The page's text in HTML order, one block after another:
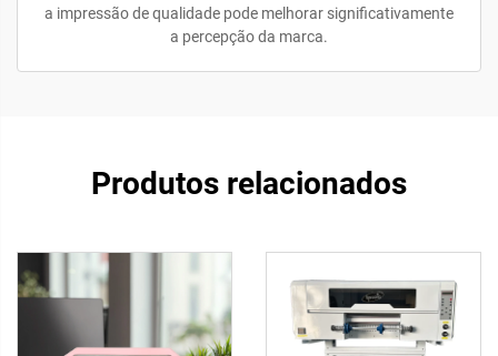
a impressão de qualidade pode melhorar significativamente
a percepção da marca.
Produtos relacionados